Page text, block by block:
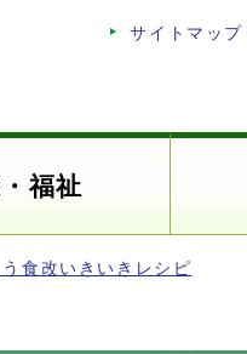
サイトマップ
福祉
食改いきいきレシピ